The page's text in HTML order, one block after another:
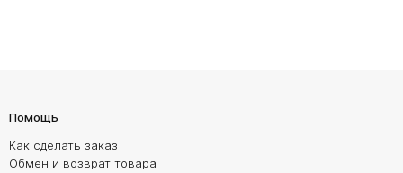
Помощь
Как сделать заказ
Обмен и возврат товара